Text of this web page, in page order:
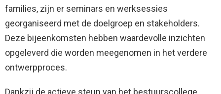
families, zijn er seminars en werksessies
georganiseerd met de doelgroep en stakeholders.
Deze bijeenkomsten hebben waardevolle inzichten
opgeleverd die worden meegenomen in het verdere
ontwerpproces.